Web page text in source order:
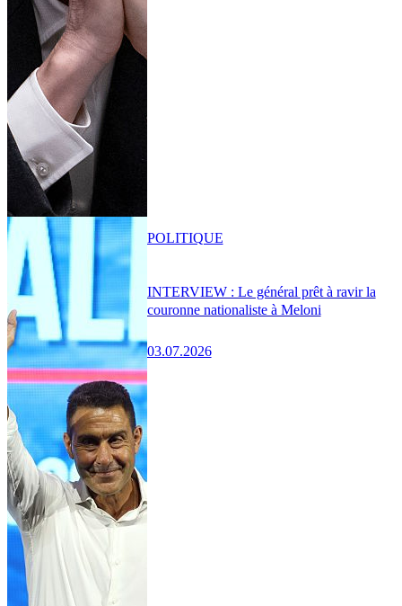
INTERVIEW : Le général prêt à ravir la
couronne nationaliste à Meloni
03.07.2026
POLITIQUE